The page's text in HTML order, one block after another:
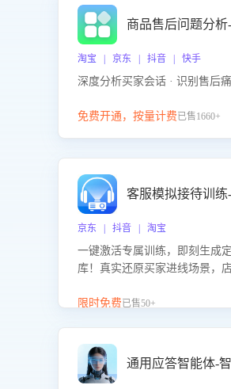
商品售后问题分
淘宝 | 京东 | 抖音 | 快手
深度分析买家会话 · 识别售后
免费开通，按量计费已售1660+
客服模拟接待训练
京东 | 抖音 | 淘宝
一键激活专属训练，即刻生成
库！真实还原买家进线场景，
升客服售前转化率。点击 “立即
限时免费已售50+
通用应答智能体-